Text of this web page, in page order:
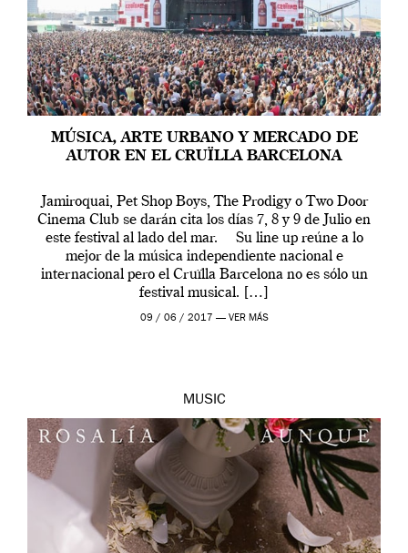
MÚSICA, ARTE URBANO Y MERCADO DE
AUTOR EN EL CRUÏLLA BARCELONA
Jamiroquai, Pet Shop Boys, The Prodigy o Two Door
Cinema Club se darán cita los días 7, 8 y 9 de Julio en
este festival al lado del mar. Su line up reúne a lo
mejor de la música independiente nacional e
internacional pero el Cruïlla Barcelona no es sólo un
festival musical. […]
09 / 06 / 2017 — VER MÁS
MUSIC